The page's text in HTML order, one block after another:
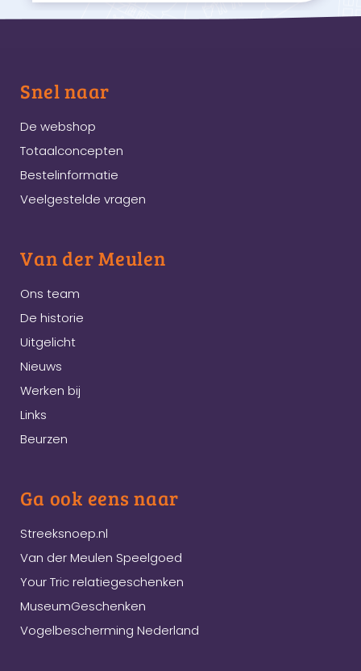
Snel naar
De webshop
Totaalconcepten
Bestelinformatie
Veelgestelde vragen
Van der Meulen
Ons team
De historie
Uitgelicht
Nieuws
Werken bij
Links
Beurzen
Ga ook eens naar
Streeksnoep.nl
Van der Meulen Speelgoed
Your Tric relatiegeschenken
MuseumGeschenken
Vogelbescherming Nederland